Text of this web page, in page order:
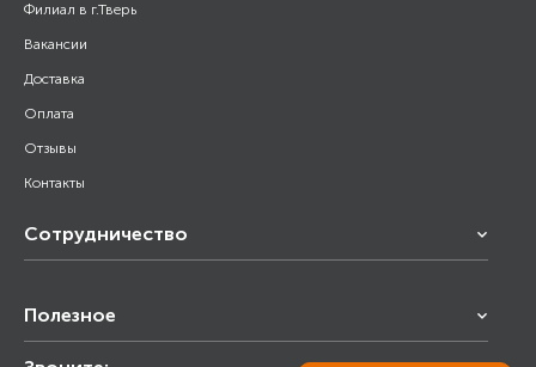
Филиал в г.Тверь
Вакансии
Доставка
Оплата
Отзывы
Контакты
Сотрудничество
Снабжение строительства
Полезное